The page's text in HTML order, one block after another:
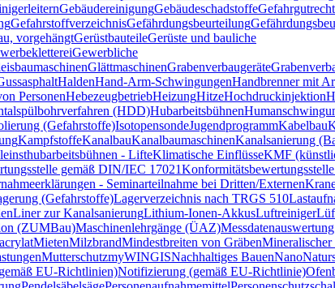
GebäudereinigungGebäudeschadstoffe
GefahrstoffverzeichnisGefährdungsbeurteilung
vorgehängtGerüstbauteileGerüste und bauliche
Gewerbliche
GlättmaschinenGrabenverbaugeräte
HaldenHand-Arm-SchwingungenHandbrenner mit
PersonenHebezeugbetriebHeizungHitzeHochdruckinjektion
(HDD)Hubarbeitsbühnen
(Gefahrstoffe)IsotopensondeJugendprogrammKabelbau
KampfstoffeKanalbauKanalbaumaschinenKanalsanierung
- LifteKlimatische EinflüsseKMF
gemäß DIN/IEC 17021
- Seminarteilnahme bei Dritten/Externen
(Gefahrstoffe)Lagerverzeichnis nach TRGS 510
Liner zur KanalsanierungLithium-Ionen-AkkusLuftreiniger
(ZUMBau)Maschinenlehrgänge (ÜAZ)
MietenMilzbrandMindestbreiten von GräbenMineralischer
MutterschutzmyWINGISNachhaltiges BauenNano
EU-Richtlinien)Notifizierung (gemäß EU-Richtlinie)